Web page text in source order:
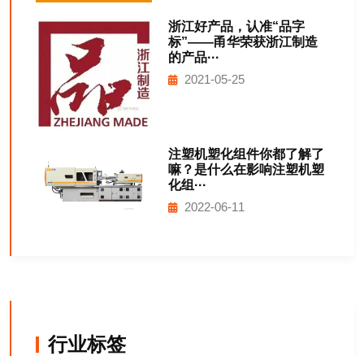
浙江好产品，认准“品字
标”——甬华荣获浙江制造
的产品···
2021-05-25
注塑机塑化组件你都了解了
嘛？是什么在影响注塑机塑
化组···
2022-06-11
行业标签